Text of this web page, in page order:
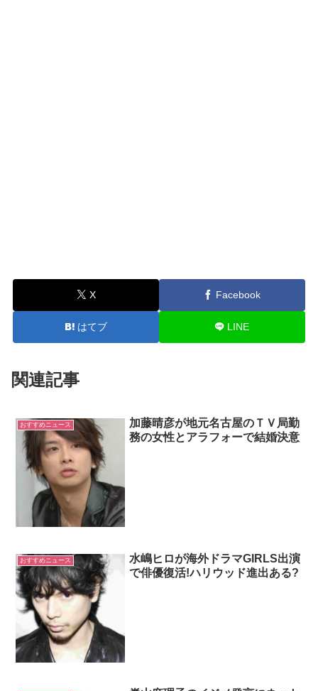
X Facebook
はてブ LINE
関連記事
おすすめニュース
加藤晴彦が地元名古屋のＴＶ局勤
務の女性とアラフォーで結婚決意
おすすめニュース
水嶋ヒロが海外ドラマGIRLS出演
で俳優復活!ハリウッド進出ある?